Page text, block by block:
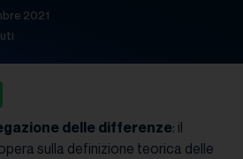
2021
delle differenze: il
sulla definizione teorica delle